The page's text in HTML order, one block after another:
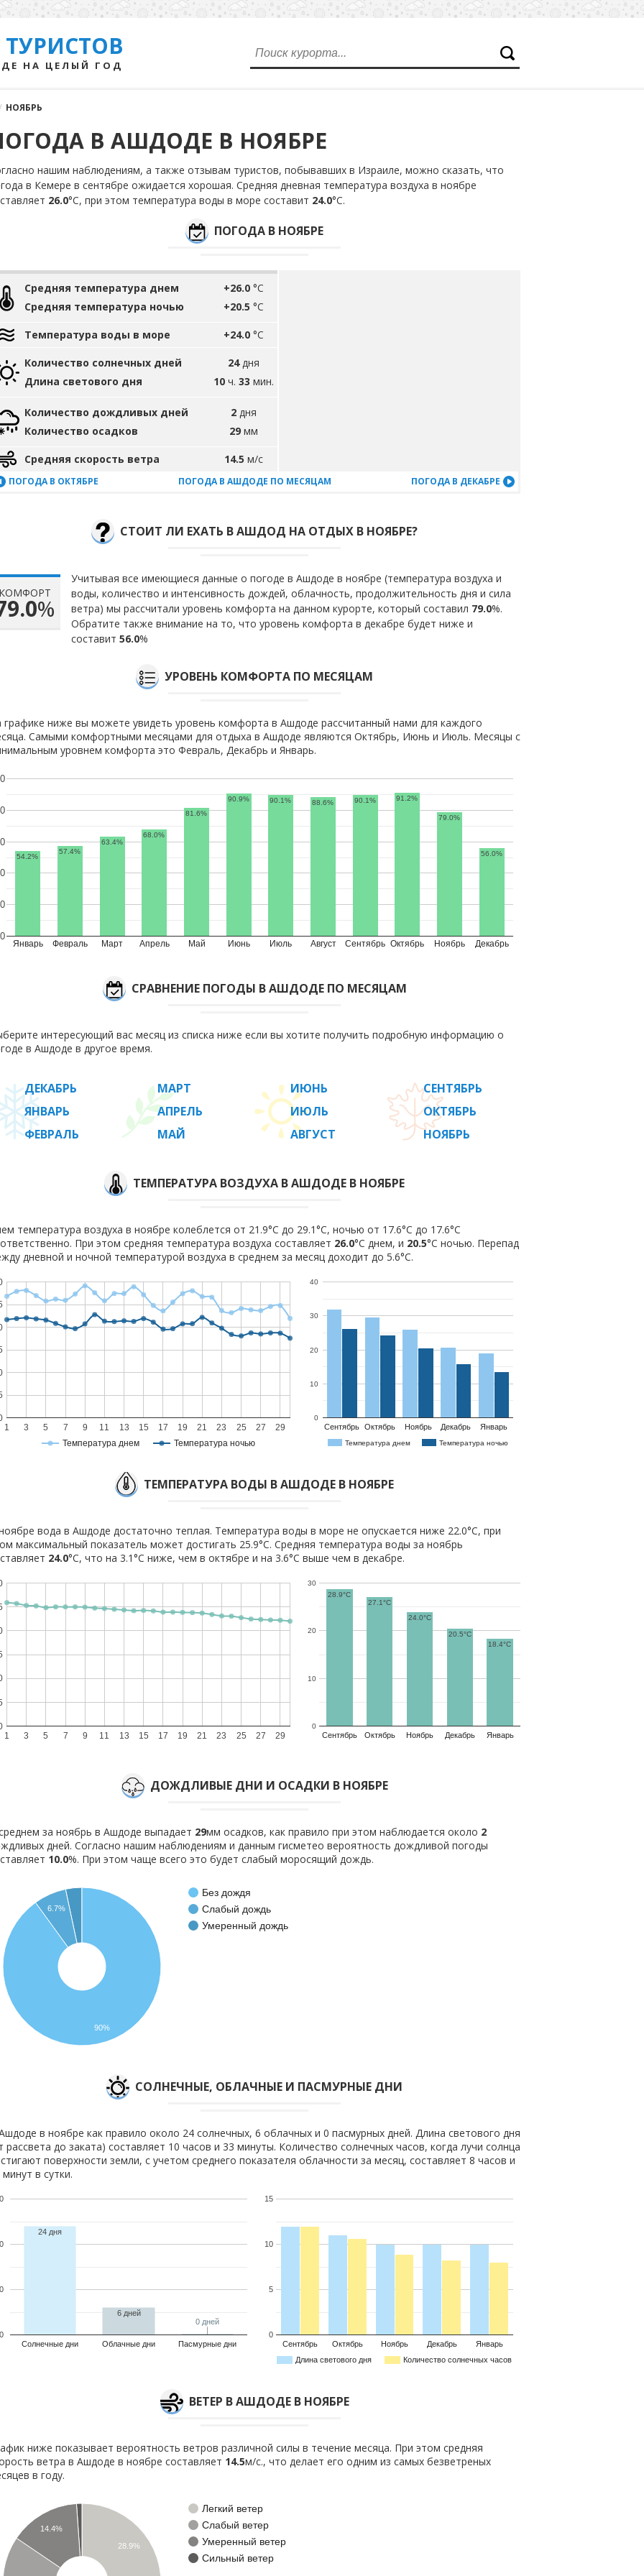
НА ЦЕЛЫЙ ГОД
НОЯБРЬ
В АШДОДЕ В НОЯБРЕ
нашим наблюдениям, а также отзывам туристов, побывавших в Израиле, можно сказать, что
в Кемере в сентябре ожидается хорошая. Средняя дневная температура воздуха в ноябре
26.0°С, при этом температура воды в море составит 24.0°С.
ПОГОДА В НОЯБРЕ
Средняя температура днем
Средняя температура ночью
+26.0 °C
+20.5 °C
Температура воды в море +24.0 °C
Количество солнечных дней
Длина светового дня
24дня
10 ч. 33 мин.
Количество дождливых дней
Количество осадков
2 дня
29 мм
Средняя скорость ветра 14.5 м/с
ПОГОДА В ОКТЯБРЕ ПОГОДА В АШДОДЕ ПО МЕСЯЦАМ ПОГОДА В ДЕКАБРЕ
СТОИТ ЛИ ЕХАТЬ В АШДОД НА ОТДЫХ В НОЯБРЕ?
КОМФОРТ
%
Учитывая все имеющиеся данные о погоде в Ашдоде в ноябре (температура воздуха и
воды, количество и интенсивность дождей, облачность, продолжительность дня и сила
ветра) мы рассчитали уровень комфорта на данном курорте, который составил 79.0%.
Обратите также внимание на то, что уровень комфорта в декабре будет ниже и
составит 56.0%
УРОВЕНЬ КОМФОРТА ПО МЕСЯЦАМ
графике ниже вы можете увидеть уровень комфорта в Ашдоде рассчитанный нами для каждого
Самыми комфортными месяцами для отдыха в Ашдоде являются Октябрь, Июнь и Июль. Месяцы с
уровнем комфорта это Февраль, Декабрь и Январь.
Январь Февраль Март Апрель Май Июнь Июль Август Сентябрь Октябрь Ноябрь Декабрь
0
54.2%
57.4%
63.4%
68.0%
81.6%
90.9% 90.1% 88.6% 90.1% 91.2%
79.0%
56.0%
СРАВНЕНИЕ ПОГОДЫ В АШДОДЕ ПО МЕСЯЦАМ
интересующий вас месяц из списка ниже если вы хотите получить подробную информацию о
в Ашдоде в другое время.
ДЕКАБРЬ
ЯНВАРЬ
ФЕВРАЛЬ
МАРТ
АПРЕЛЬ
МАЙ
ИЮНЬ
ИЮЛЬ
АВГУСТ
СЕНТЯБРЬ
ОКТЯБРЬ
НОЯБРЬ
ТЕМПЕРАТУРА ВОЗДУХА В АШДОДЕ В НОЯБРЕ
температура воздуха в ноябре колеблется от 21.9°C до 29.1°C, ночью от 17.6°C до 17.6°C
При этом средняя температура воздуха составляет 26.0°C днем, и 20.5°C ночью. Перепад
дневной и ночной температурой воздуха в среднем за месяц доходит до 5.6°С.
Температура днем Температура ночью
1 3 5 7 9 11 13 15 17 19 21 23 25 27 29
Температура днем Температура ночью
Сентябрь Октябрь Ноябрь Декабрь Январь
0
10
20
30
40
ТЕМПЕРАТУРА ВОДЫ В АШДОДЕ В НОЯБРЕ
вода в Ашдоде достаточно теплая. Температура воды в море не опускается ниже 22.0°C, при
максимальный показатель может достигать 25.9°C. Средняя температура воды за ноябрь
24.0°C, что на 3.1°C ниже, чем в октябре и на 3.6°C выше чем в декабре.
1 3 5 7 9 11 13 15 17 19 21 23 25 27 29 Сентябрь Октябрь Ноябрь Декабрь Январь
0
10
20
30
28.9°C
27.1°C
24.0°C
20.5°C
18.4°C
ДОЖДЛИВЫЕ ДНИ И ОСАДКИ В НОЯБРЕ
за ноябрь в Ашдоде выпадает 29мм осадков, как правило при этом наблюдается около 2
дней. Согласно нашим наблюдениям и данным гисметео вероятность дождливой погоды
10.0%. При этом чаще всего это будет слабый моросящий дождь.
Без дождя
Слабый дождь
Умеренный дождь
6.7%
90%
CОЛНЕЧНЫЕ, ОБЛАЧНЫЕ И ПАСМУРНЫЕ ДНИ
в ноябре как правило около 24 солнечных, 6 облачных и 0 пасмурных дней. Длина светового дня
рассвета до заката) составляет 10 часов и 33 минуты. Количество солнечных часов, когда лучи солнца
поверхности земли, с учетом среднего показателя облачности за месяц, составляет 8 часов и
минут в сутки.
Солнечные дни Облачные дни Пасмурные дни
0
24 дня
6 дней
0 дней
0 дней
Длина светового дня Количество солнечных часов
Сентябрь Октябрь Ноябрь Декабрь Январь
0
5
10
15
ВЕТЕР В АШДОДЕ В НОЯБРЕ
ниже показывает вероятность ветров различной силы в течение месяца. При этом средняя
ветра в Ашдоде в ноябре составляет 14.5м/с., что делает его одним из самых безветреных
в году.
Легкий ветер
Слабый ветер
Умеренный ветер
Сильный ветер
28.9%
14.4%